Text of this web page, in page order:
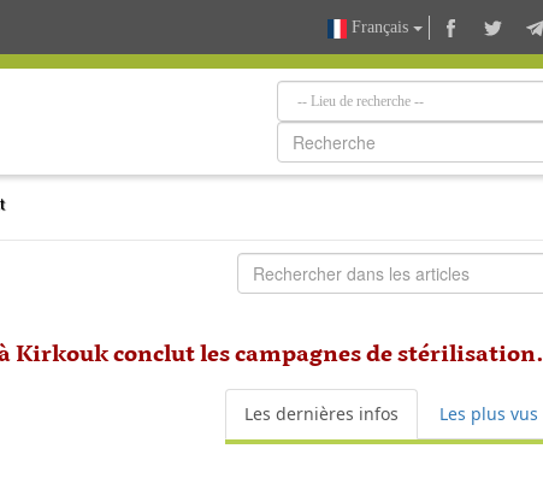
Français
Kirkouk conclut les campagnes de stérilisation.
Les dernières infos Les plus vus